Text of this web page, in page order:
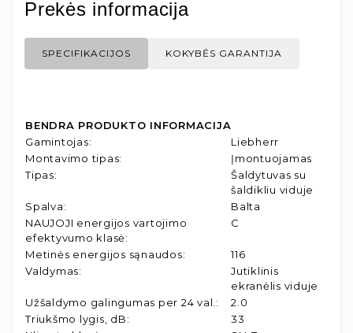
Prekės informacija
SPECIFIKACIJOS KOKYBĖS GARANTIJA
BENDRA PRODUKTO INFORMACIJA
Gamintojas:
Liebherr
Montavimo tipas:
Įmontuojamas
Tipas:
Šaldytuvas su
šaldikliu viduje
Spalva:
Balta
NAUJOJI energijos vartojimo
efektyvumo klasė:
C
Metinės energijos sąnaudos:
116
Valdymas:
Jutiklinis
ekranėlis viduje
Užšaldymo galingumas per 24 val. :
2.0
Triukšmo lygis, dB:
33